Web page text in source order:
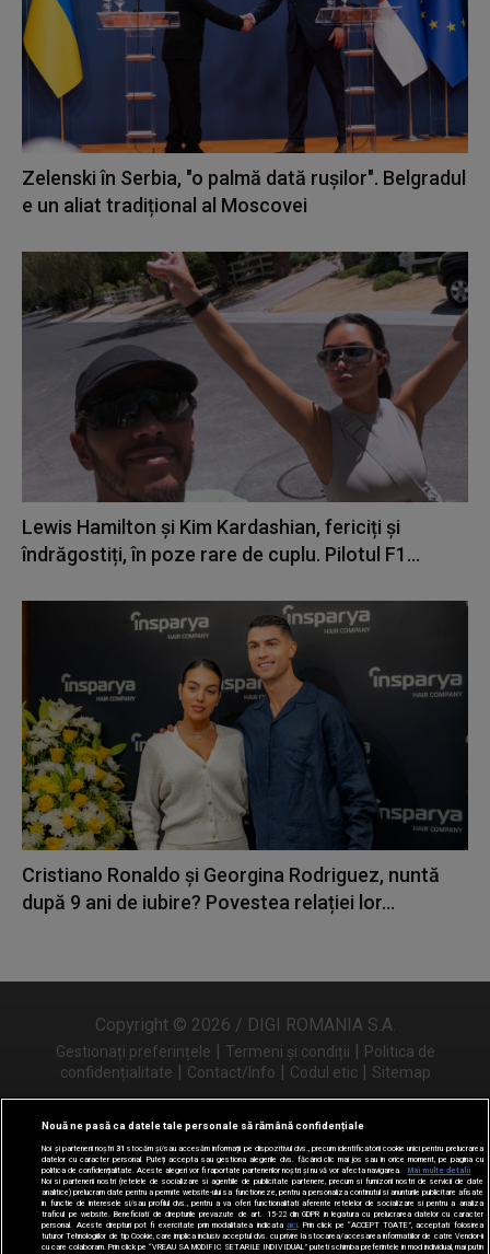
Zelenski în Serbia, "o palmă dată rușilor". Belgradul
e un aliat tradițional al Moscovei
Lewis Hamilton și Kim Kardashian, fericiți și
îndrăgostiți, în poze rare de cuplu. Pilotul F1...
Cristiano Ronaldo și Georgina Rodriguez, nuntă
după 9 ani de iubire? Povestea relației lor...
Copyright © 2026 / DIGI ROMANIA S.A.
Gestionați preferințele | Termeni și condiții | Politica de
confidențialitate | Contact/Info | Codul etic | Sitemap
Urmărește-ne și pe
Nouă ne pasă ca datele tale personale să rămână confidențiale
Noi și partenerii noștri31 stocăm și/sau accesăm informații pe dispozitivul dvs., precum identificatorii cookie unici pentru prelucrarea
datelor cu caracter personal. Puteți accepta sau gestiona alegerile dvs. făcând clic mai jos sau în orice moment, pe pagina cu
politica de confidențialitate. Aceste alegeri vor fi raportate partenerilor noștri și nu vă vor afecta navigarea.
Mai multe detalii
Noi si partenerii nostri (retelele de socializare si agentiile de publicitate partenere, precum si furnizorii nostri de servicii de date
analitice) prelucram date pentru a permite website-ului sa functioneze, pentru a personaliza continutul si anunturile publicitare afisate
in functie de interesele si/sau profilul dvs., pentru a va oferi functionalitati aferente retelelor de socializare si pentru a analiza
traficul pe website. Beneficiati de drepturile prevazute de art. 15-22 din GDPR in legatura cu prelucrarea datelor cu caracter
personal. Aceste drepturi pot fi exercitate prin modalitatea indicata aici. Prin click pe “ACCEPT TOATE”, acceptati folosirea
tuturor Tehnologiilor de tip Cookie, care implica inclusiv acceptul dvs. cu privire la stocarea/accesarea informatiilor de catre Vendor-ii
cu care colaboram. Prin click pe “VREAU SA MODIFIC SETARILE INDIVIDUAL” puteti schimba preferintele in mod individual, mai putin